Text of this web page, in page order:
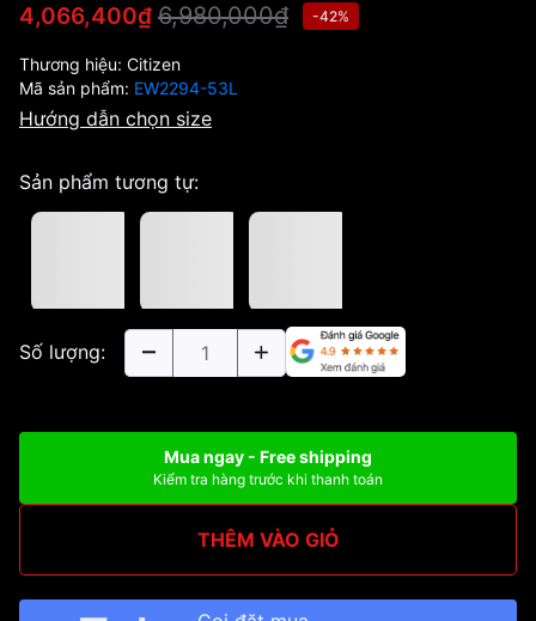
4,066,400₫ 6,980,000₫ -42%
Thương hiệu: Citizen
Mã sản phẩm: EW2294-53L
Hướng dẫn chọn size
Sản phẩm tương tự:
Số lượng:
Mua ngay - Free shipping
Kiểm tra hàng trước khi thanh toán
THÊM VÀO GIỎ